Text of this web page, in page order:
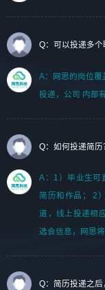
Q：可以投递多个
A：网思的岗位
投递，公司 内部
Q：如何投递简历
A：1）毕业生可
简历和作品； 2
道，线上投递相
选会信息，网思
Q：简历投递之后